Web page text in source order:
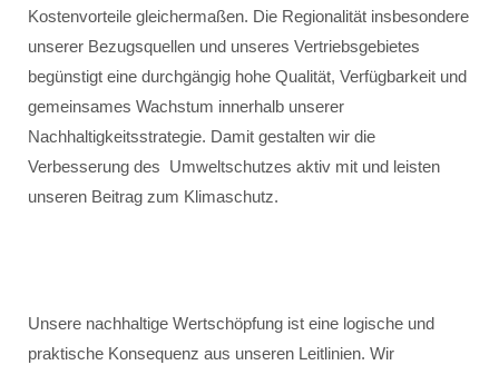
Kostenvorteile gleichermaßen. Die Regionalität insbesondere
unserer Bezugsquellen und unseres Vertriebsgebietes
begünstigt eine durchgängig hohe Qualität, Verfügbarkeit und
gemeinsames Wachstum innerhalb unserer
Nachhaltigkeitsstrategie. Damit gestalten wir die
Verbesserung des Umweltschutzes aktiv mit und leisten
unseren Beitrag zum Klimaschutz.
Unsere nachhaltige Wertschöpfung ist eine logische und
praktische Konsequenz aus unseren Leitlinien. Wir